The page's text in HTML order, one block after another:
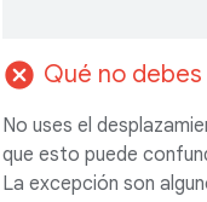
cancel Qué no
No uses el
que esto puede
La excepción son